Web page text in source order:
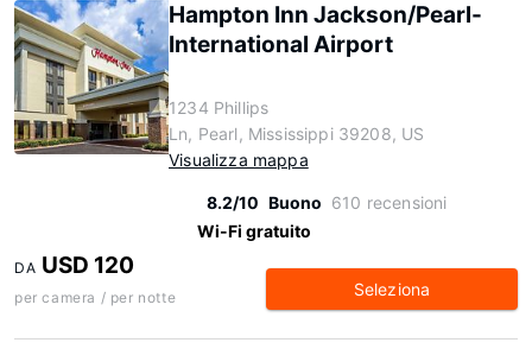
Hampton Inn Jackson/Pearl-
International Airport
1234 Phillips
Ln, Pearl, Mississippi 39208, US
Visualizza mappa
8.2/10 Buono 610 recensioni
Wi-Fi gratuito
DA USD 120
per camera / per notte Seleziona